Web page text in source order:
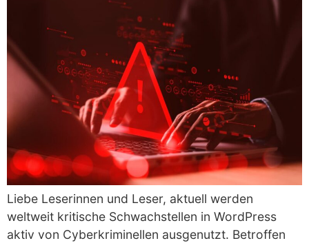
Liebe Leserinnen und Leser, aktuell werden
weltweit kritische Schwachstellen in WordPress
aktiv von Cyberkriminellen ausgenutzt. Betroffen